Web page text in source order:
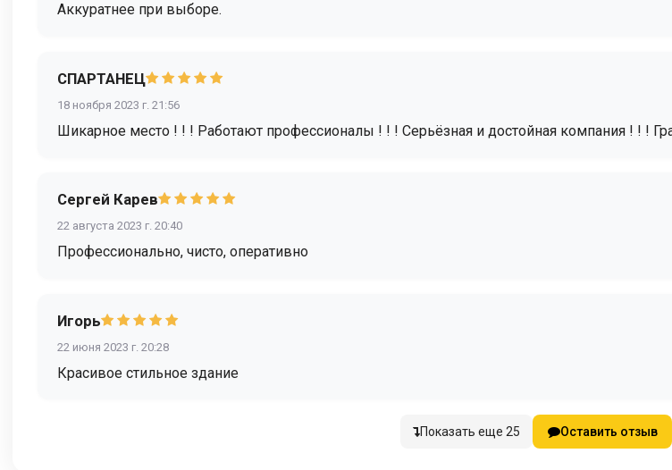
Аккуратнее при выборе.
СПАРТАНЕЦ
18 ноября 2023 г. 21:56
Шикарное место ! ! ! Работают профессионалы ! ! ! Серьёзная и достойная компания ! ! !
Сергей Карев
22 августа 2023 г. 20:40
Профессионально, чисто, оперативно
Игорь
22 июня 2023 г. 20:28
Красивое стильное здание
Показать еще 25 Оставить отзыв